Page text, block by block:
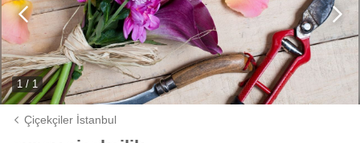
1 / 1
Çiçekçiler İstanbul